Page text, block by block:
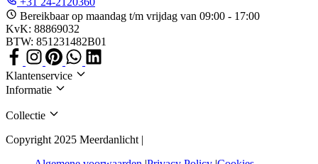
Bereikbaar op maandag t/m vrijdag van 09:00 - 17:00
KvK: 88869032
BTW: 851231482B01
Klantenservice
Informatie
Collectie
Copyright 2025 Meerdanlicht |